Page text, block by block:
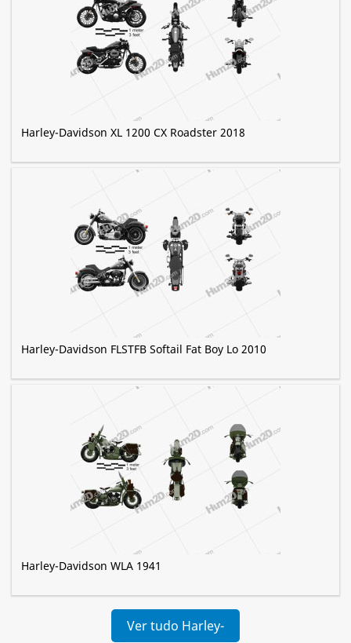
Harley-Davidson XL 1200 CX Roadster 2018
Harley-Davidson FLSTFB Softail Fat Boy Lo 2010
Harley-Davidson WLA 1941
Ver tudo Harley-